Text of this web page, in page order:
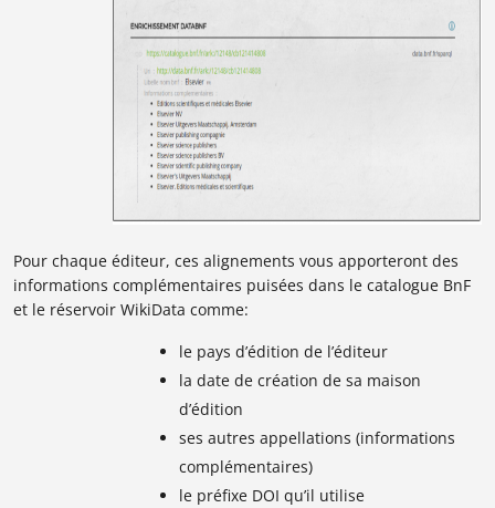
Pour chaque éditeur, ces alignements vous apporteront des
informations complémentaires puisées dans le catalogue BnF
et le réservoir WikiData comme:
le pays d’édition de l’éditeur
la date de création de sa maison
d’édition
ses autres appellations (informations
complémentaires)
le préfixe DOI qu’il utilise